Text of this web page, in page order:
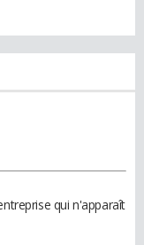
qui n'apparaît